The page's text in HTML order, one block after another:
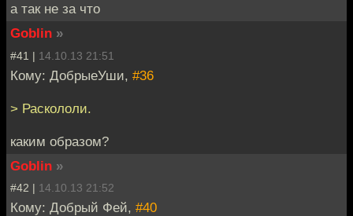
а так не за что
Goblin »
#41 | 14.10.13 21:51
Кому: ДобрыеУши, #36
> Раскололи.
каким образом?
Goblin »
#42 | 14.10.13 21:52
Кому: Добрый Фей, #40